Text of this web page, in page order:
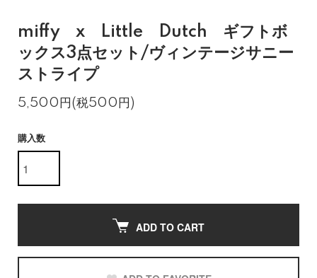
miffy x Little Dutch ギフトボ
ックス3点セット/ヴィンテージサニー
ストライプ
5,500円(税500円)
購入数
ADD TO CART